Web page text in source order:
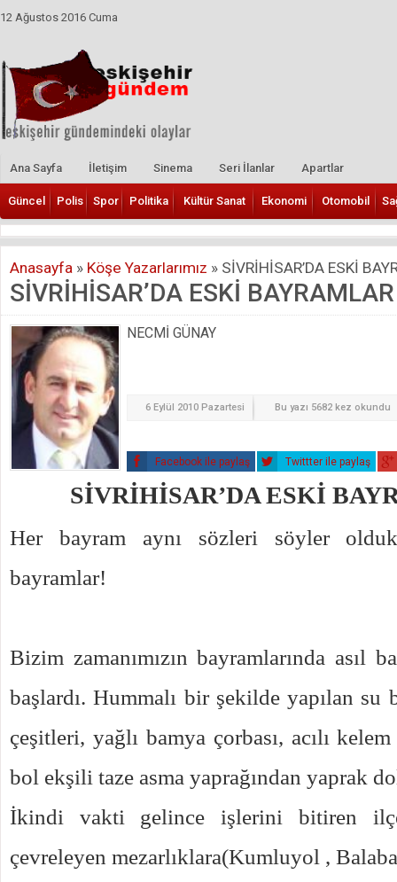
12 Ağustos 2016 Cuma
Ana Sayfa İletişim Sinema Seri İlanlar Apartlar
Güncel Polis Spor Politika Kültür Sanat Ekonomi Otomobil
Anasayfa » Köşe Yazarlarımız » SİVRİHİSAR’DA ESKİ
SİVRİHİSAR’DA ESKİ BAYRAMLAR
NECMİ GÜNAY
6 Eylül 2010 Pazartesi Bu yazı 5682 kez okundu
Facebook ile paylaş Twittter ile paylaş
SİVRİHİSAR’DA ESKİ
Her bayram aynı sözleri söyler
bayramlar!
Bizim zamanımızın bayramlarında asıl
başlardı. Hummalı bir şekilde yapılan su
çeşitleri, yağlı bamya çorbası, acılı
bol ekşili taze asma yaprağından yaprak
İkindi vakti gelince işlerini bitiren
çevreleyen mezarlıklara(Kumluyol ,